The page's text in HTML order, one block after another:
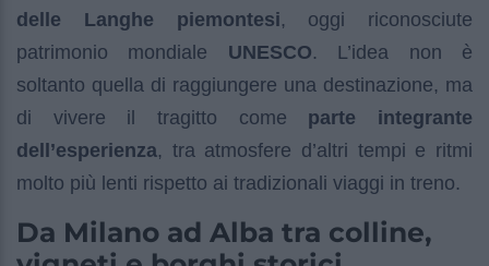
delle Langhe piemontesi, oggi riconosciute
patrimonio mondiale UNESCO. L’idea non è
soltanto quella di raggiungere una destinazione, ma
di vivere il tragitto come parte integrante
dell’esperienza, tra atmosfere d’altri tempi e ritmi
molto più lenti rispetto ai tradizionali viaggi in treno.
Da Milano ad Alba tra colline,